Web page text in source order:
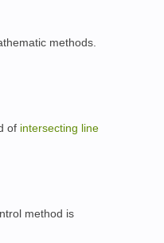
methods
of intersecting line
method is